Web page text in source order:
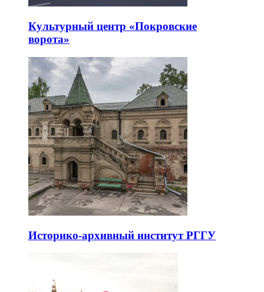
Культурный центр «Покровские
ворота»
Историко-архивный институт РГГУ